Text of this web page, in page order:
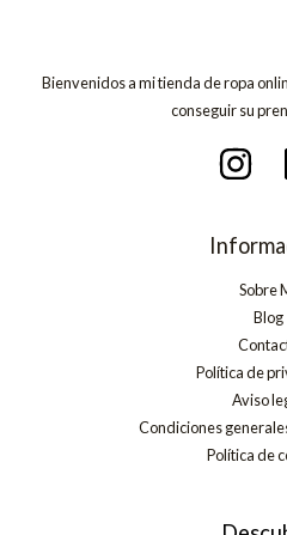
Bienvenidos a mi tienda de ropa
conseguir su
Sobre
Blog
Política de
Aviso
Condiciones
Política de